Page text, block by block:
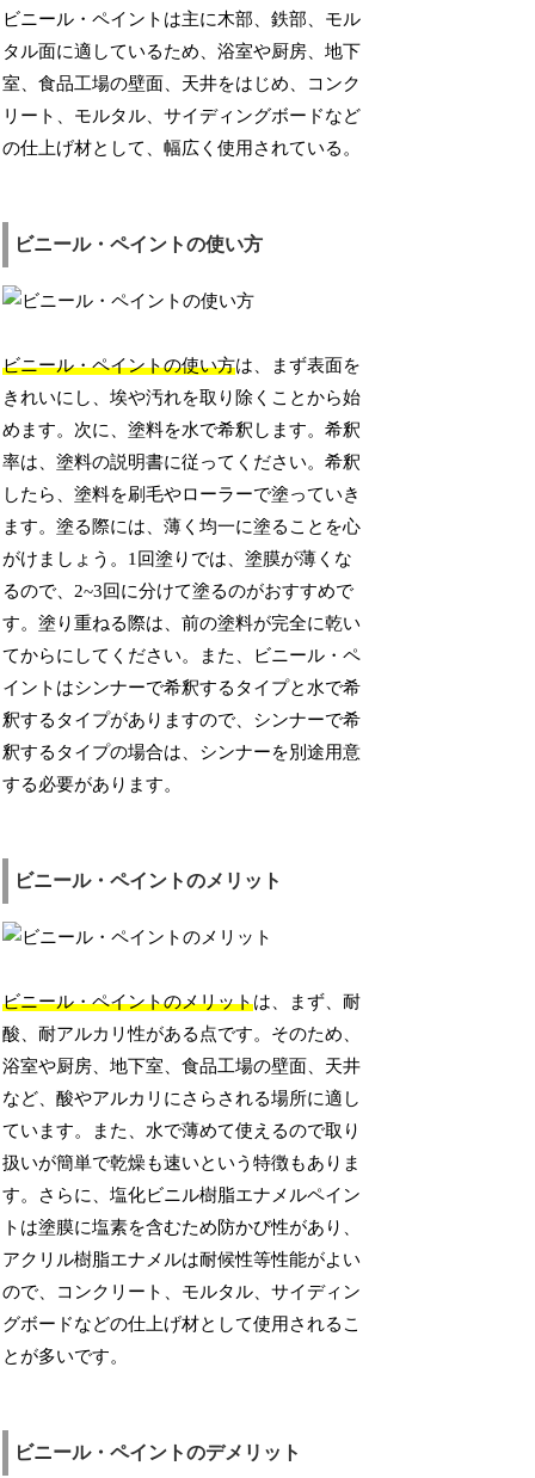
ビニール・ペイントは主に木部、鉄部、モル
タル面に適しているため、浴室や厨房、地下
室、食品工場の壁面、天井をはじめ、コンク
リート、モルタル、サイディングボードなど
の仕上げ材として、幅広く使用されている。
ビニール・ペイントの使い方
ビニール・ペイントの使い方は、まず表面を
きれいにし、埃や汚れを取り除くことから始
めます。次に、塗料を水で希釈します。希釈
率は、塗料の説明書に従ってください。希釈
したら、塗料を刷毛やローラーで塗っていき
ます。塗る際には、薄く均一に塗ることを心
がけましょう。1回塗りでは、塗膜が薄くな
るので、2~3回に分けて塗るのがおすすめで
す。塗り重ねる際は、前の塗料が完全に乾い
てからにしてください。また、ビニール・ペ
イントはシンナーで希釈するタイプと水で希
釈するタイプがありますので、シンナーで希
釈するタイプの場合は、シンナーを別途用意
する必要があります。
ビニール・ペイントのメリット
ビニール・ペイントのメリットは、まず、耐
酸、耐アルカリ性がある点です。そのため、
浴室や厨房、地下室、食品工場の壁面、天井
など、酸やアルカリにさらされる場所に適し
ています。また、水で薄めて使えるので取り
扱いが簡単で乾燥も速いという特徴もありま
す。さらに、塩化ビニル樹脂エナメルペイン
トは塗膜に塩素を含むため防かび性があり、
アクリル樹脂エナメルは耐候性等性能がよい
ので、コンクリート、モルタル、サイディン
グボードなどの仕上げ材として使用されるこ
とが多いです。
ビニール・ペイントのデメリット